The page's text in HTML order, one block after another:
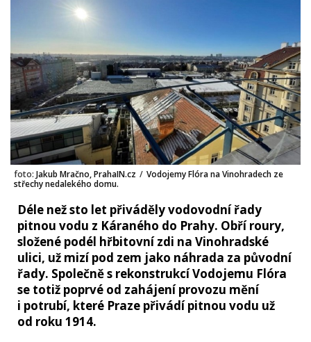
foto: Jakub Mračno, PrahaIN.cz / Vodojemy Flóra na Vinohradech ze
střechy nedalekého domu.
Déle než sto let přiváděly vodovodní řady
pitnou vodu z Káraného do Prahy. Obří roury,
složené podél hřbitovní zdi na Vinohradské
ulici, už mizí pod zem jako náhrada za původní
řady. Společně s rekonstrukcí Vodojemu Flóra
se totiž poprvé od zahájení provozu mění
i potrubí, které Praze přivádí pitnou vodu už
od roku 1914.